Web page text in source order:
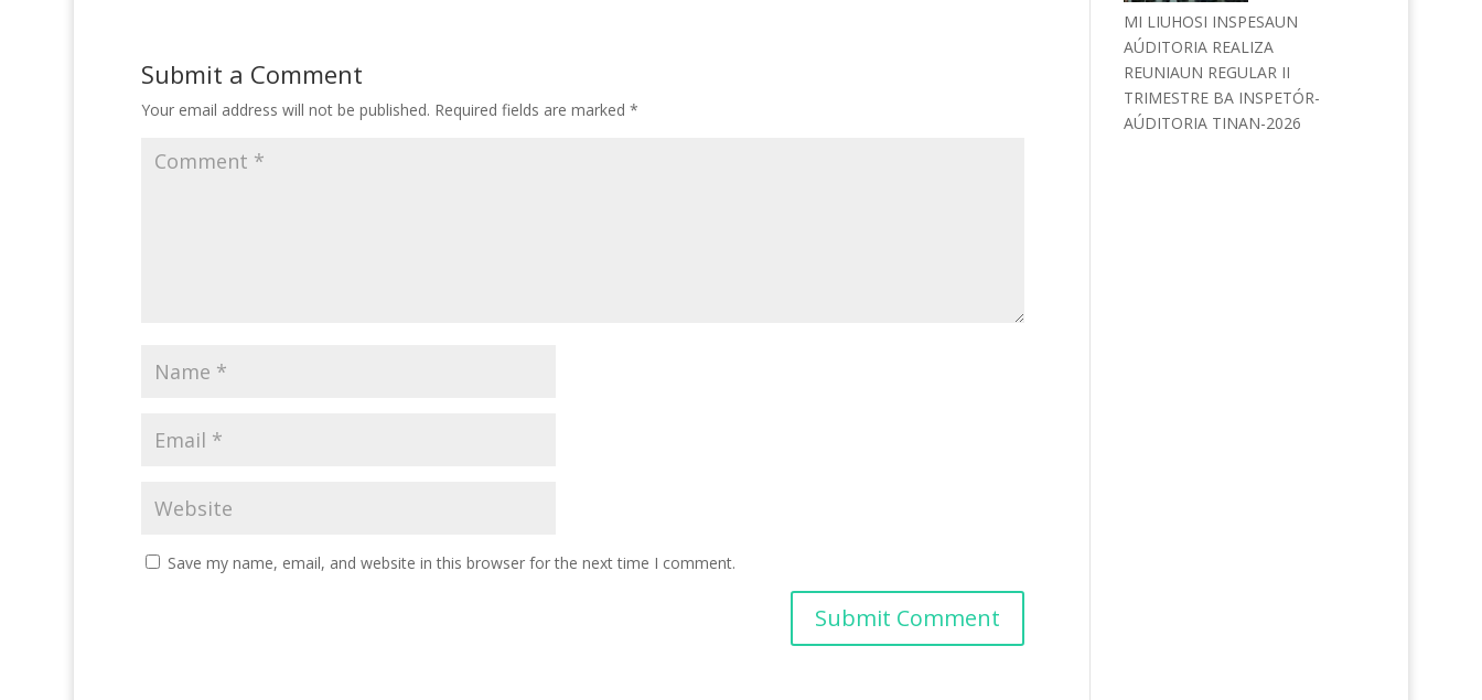
Submit a Comment
Your email address will not be published. Required fields are marked *
Save my name, email, and website in this browser for the next time I comment.
MI LIUHOSI INSPESAUN
AÚDITORIA REALIZA
REUNIAUN REGULAR II
TRIMESTRE BA INSPETÓR-
AÚDITORIA TINAN-2026